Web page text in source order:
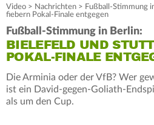
Video > Nachrichten > Fußball-Stimmung
fiebern Pokal-Finale entgegen
Fußball-Stimmung in Berlin:
BIELEFELD UND
POKAL-FINALE
Die Arminia oder der VfB? Wer
ist ein David-gegen-Goliath-
als um den Cup.